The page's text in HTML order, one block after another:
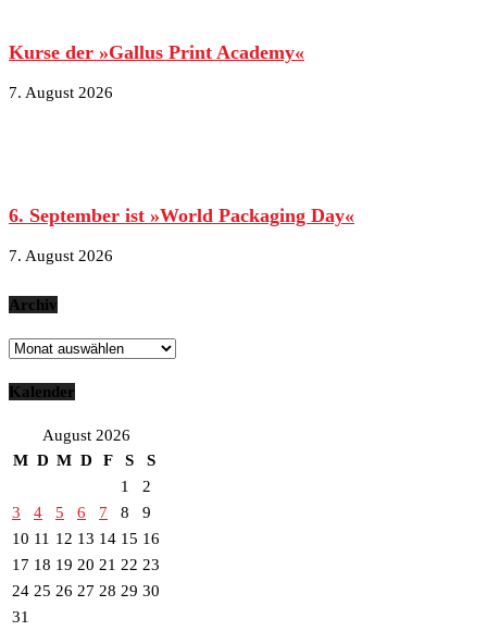
Kurse der »Gallus Print Academy«
7. August 2026
6. September ist »World Packaging Day«
7. August 2026
Archiv
Archiv
Kalender
August 2026
M D M D F S
S
1
2
3
4 5 6 7 8
9
10 11 12 13 14 15 16
17 18 19 20 21 22 23
24 25 26 27 28 29 30
31